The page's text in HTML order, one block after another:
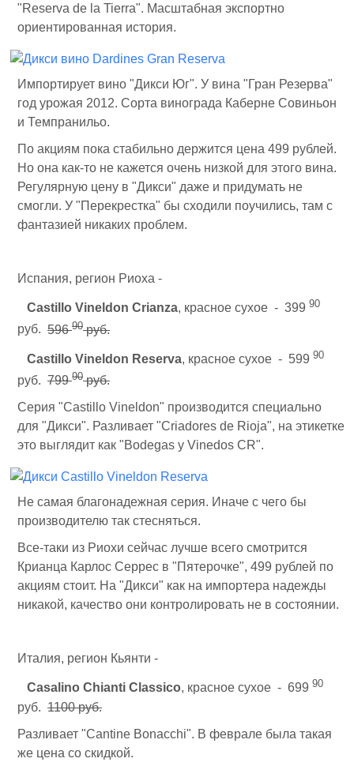
"Reserva de la Tierra". Масштабная экспортно
ориентированная история.
Импортирует вино "Дикси Юг". У вина "Гран Резерва"
год урожая 2012. Сорта винограда Каберне Совиньон
и Темпранильо.
По акциям пока стабильно держится цена 499 рублей.
Но она как-то не кажется очень низкой для этого вина.
Регулярную цену в "Дикси" даже и придумать не
смогли. У "Перекрестка" бы сходили поучились, там с
фантазией никаких проблем.
Испания, регион Риоха -
Castillo Vineldon Crianza, красное сухое - 399 90
руб. 59690руб.
Castillo Vineldon Reserva, красное сухое - 599 90
руб. 79990руб.
Серия "Castillo Vineldon" производится специально
для "Дикси". Разливает "Criadores de Rioja", на этикетке
это выглядит как "Bodegas y Vinedos CR".
Не самая благонадежная серия. Иначе с чего бы
производителю так стесняться.
Все-таки из Риохи сейчас лучше всего смотрится
Крианца Карлос Серрес в "Пятерочке", 499 рублей по
акциям стоит. На "Дикси" как на импортера надежды
никакой, качество они контролировать не в состоянии.
Италия, регион Кьянти -
Casalino Chianti Classico, красное сухое - 699 90
руб. 1100 руб.
Разливает "Cantine Bonacchi". В феврале была такая
же цена со скидкой.